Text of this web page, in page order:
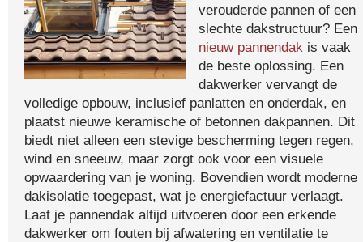
verouderde pannen of een
slechte dakstructuur? Een
nieuw pannendak is vaak
de beste oplossing. Een
dakwerker vervangt de
volledige opbouw, inclusief panlatten en onderdak, en
plaatst nieuwe keramische of betonnen dakpannen. Dit
biedt niet alleen een stevige bescherming tegen regen,
wind en sneeuw, maar zorgt ook voor een visuele
opwaardering van je woning. Bovendien wordt moderne
dakisolatie toegepast, wat je energiefactuur verlaagt.
Laat je pannendak altijd uitvoeren door een erkende
dakwerker om fouten bij afwatering en ventilatie te